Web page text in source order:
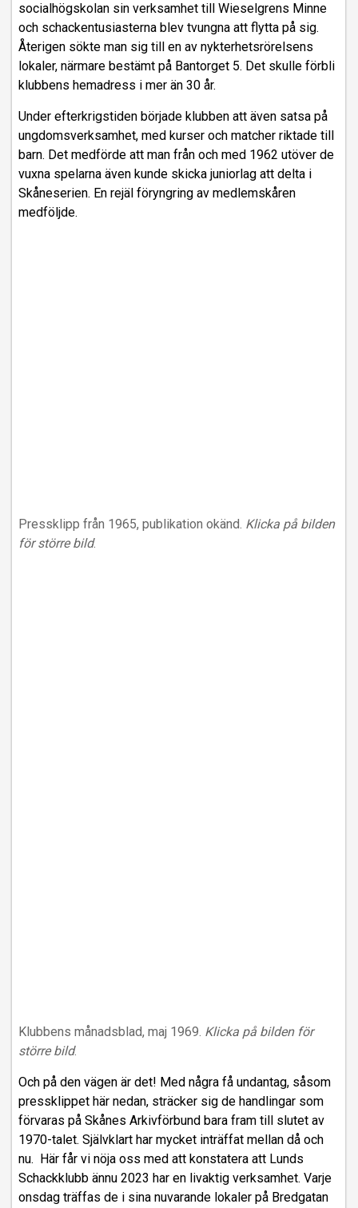
socialhögskolan sin verksamhet till Wieselgrens Minne
och schackentusiasterna blev tvungna att flytta på sig.
Återigen sökte man sig till en av nykterhetsrörelsens
lokaler, närmare bestämt på Bantorget 5. Det skulle förbli
klubbens hemadress i mer än 30 år.
Under efterkrigstiden började klubben att även satsa på
ungdomsverksamhet, med kurser och matcher riktade till
barn. Det medförde att man från och med 1962 utöver de
vuxna spelarna även kunde skicka juniorlag att delta i
Skåneserien. En rejäl föryngring av medlemskåren
medföljde.
Pressklipp från 1965, publikation okänd. Klicka på bilden
för större bild.
Klubbens månadsblad, maj 1969. Klicka på bilden för
större bild.
Och på den vägen är det! Med några få undantag, såsom
pressklippet här nedan, sträcker sig de handlingar som
förvaras på Skånes Arkivförbund bara fram till slutet av
1970-talet. Självklart har mycket inträffat mellan då och
nu. Här får vi nöja oss med att konstatera att Lunds
Schackklubb ännu 2023 har en livaktig verksamhet. Varje
onsdag träffas de i sina nuvarande lokaler på Bredgatan